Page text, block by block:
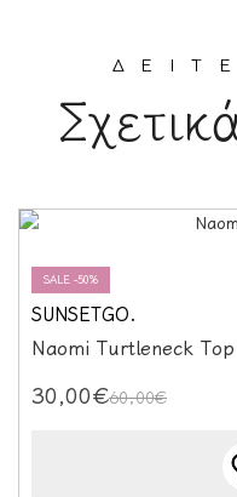
SALE -50%
SUNSETGO.
Naomi Turtleneck Top
30,00€60,00€